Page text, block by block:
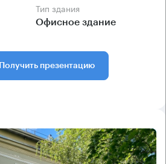
Тип здания
Офисное здание
Получить презентацию